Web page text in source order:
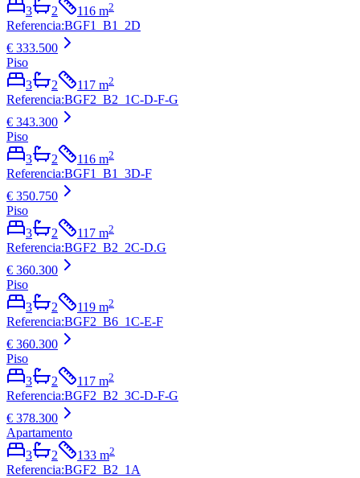
3
2 116 m2
Referencia:BGF1_B1_2D
€ 333.500
Piso
3
2 117 m2
Referencia:BGF2_B2_1C-D-F-G
€ 343.300
Piso
3
2 116 m2
Referencia:BGF1_B1_3D-F
€ 350.750
Piso
3
2 117 m2
Referencia:BGF2_B2_2C-D.G
€ 360.300
Piso
3
2 119 m2
Referencia:BGF2_B6_1C-E-F
€ 360.300
Piso
3
2 117 m2
Referencia:BGF2_B2_3C-D-F-G
€ 378.300
Apartamento
3
2 133 m2
Referencia:BGF2_B2_1A